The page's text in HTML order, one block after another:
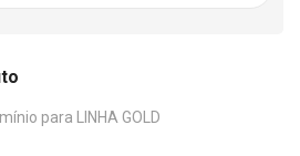
para LINHA GOLD